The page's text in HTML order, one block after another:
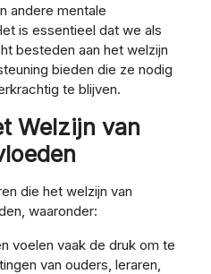
andere mentale
is essentieel dat we als
besteden aan het welzijn
bieden die ze nodig
te blijven.
Welzijn van
die het welzijn van
waaronder:
voelen vaak de druk om te
van ouders, leraren,